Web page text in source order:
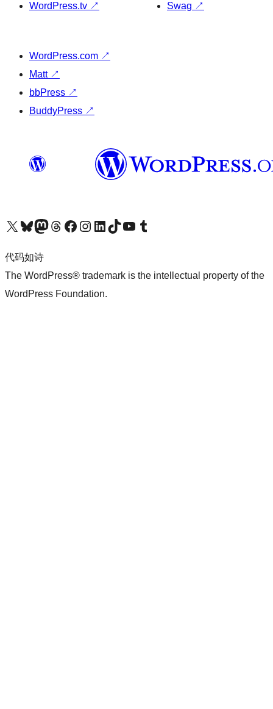
WordPress.tv ↗
Swag ↗
WordPress.com ↗
Matt ↗
bbPress ↗
BuddyPress ↗
关注我们的 X（原 Twitter）账号访问我们的 Bluesky 账号关注我们的 Mastodon 账号访问我们的 Threads 账号 访问我们的 Facebook 公共主页关注我们的 Instagram 账号 关注我们的 LinkedIn 主页访问我们的 TikTok 账号访问我们的 YouTube 频道 访问我们的 Tumblr 账号
代码如诗
The WordPress® trademark is the intellectual property of the
WordPress Foundation.